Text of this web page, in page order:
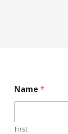
Name *
First